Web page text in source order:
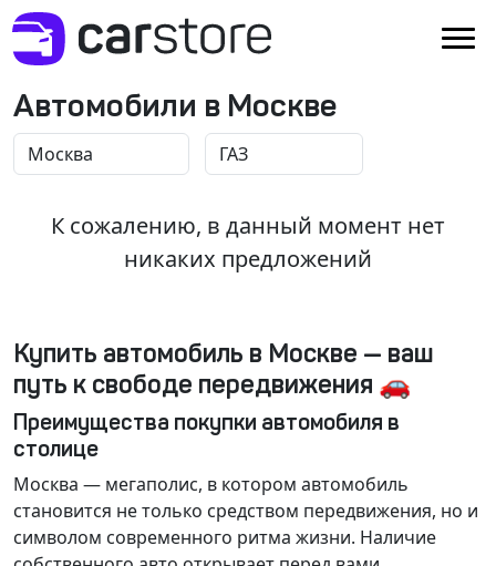
Автомобили в Москве
К сожалению, в данный момент нет
никаких предложений
Купить автомобиль в Москве — ваш
путь к свободе передвижения 🚗
Преимущества покупки автомобиля в
столице
Москва — мегаполис, в котором автомобиль
становится не только средством передвижения, но и
символом современного ритма жизни. Наличие